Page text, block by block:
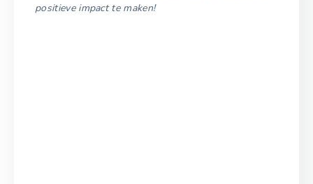
positieve impact te maken!